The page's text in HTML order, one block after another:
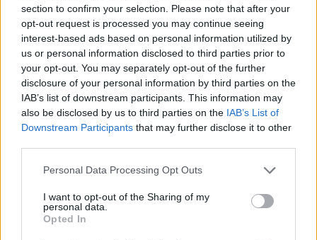
section to confirm your selection. Please note that after your
opt-out request is processed you may continue seeing
interest-based ads based on personal information utilized by
us or personal information disclosed to third parties prior to
your opt-out. You may separately opt-out of the further
disclosure of your personal information by third parties on the
IAB’s list of downstream participants. This information may
also be disclosed by us to third parties on the IAB’s List of
Downstream Participants that may further disclose it to other
Personal Data Processing Opt Outs
I want to opt-out of the Sharing of my
personal data.
Opted In
(μάτια, μύτη, στόμα).
«Πρόβλημα θα υπάρχει αν βρεθούμε πρόσωπο
με πρόσωπο με κάποιον που βήχει έντονα,
καθώς τα σταγονίδια μπορεί να έρθουν στο
πρόσωπό μας. Αν καθίσουμε κάπου ή
ακουμπήσουμε που πριν καθόταν κάποιος με
σπυριά ανοιχτά στο σώμα του, τα οποία είναι
ιδιαίτερα μολυσματικά» αναφέρει η κ. Λινού. Δεν
χρησιμοποιούμε την ίδια πετσέτα, δεν φοράμε